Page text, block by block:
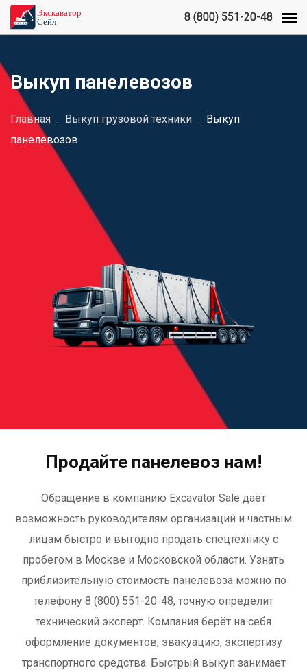
8 (800) 551-20-48
8 (800) 551-20-48
Выкуп панелевозов
Главная . Выкуп грузовой техники . Выкуп
панелевозов
Продайте панелевоз нам!
Обращение в компанию Excavator Sale даёт
возможность руководителям организаций и частным
лицам быстро и выгодно продать спецтехнику с
пробегом в Москве и Московской области. Узнать
приблизительную стоимость панелевоза можно по
телефону 8 (800) 551-20-48, точную определит
технический эксперт. Компания берёт на себя
оформление документов, эвакуацию, экспертизу
транспортного средства. Быстрый выкуп занимает